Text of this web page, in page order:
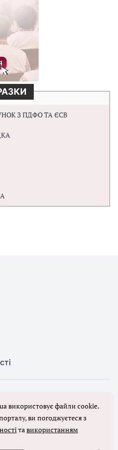
З ПДФО ТА ЄСВ
яких матеріалів порталу,
оглядів допускаються лише з
використовує файли cookie.
ви погоджуєтеся з
тавикористанням